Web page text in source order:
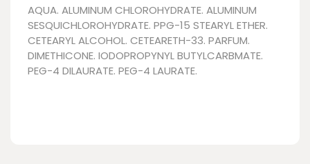
AQUA. ALUMINUM CHLOROHYDRATE. ALUMINUM
SESQUICHLOROHYDRATE. PPG-15 STEARYL ETHER.
CETEARYL ALCOHOL. CETEARETH-33. PARFUM.
DIMETHICONE. IODOPROPYNYL BUTYLCARBMATE.
PEG-4 DILAURATE. PEG-4 LAURATE.